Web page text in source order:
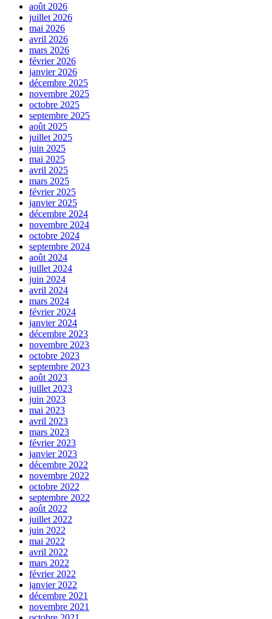
août 2026
juillet 2026
mai 2026
avril 2026
mars 2026
février 2026
janvier 2026
décembre 2025
novembre 2025
octobre 2025
septembre 2025
août 2025
juillet 2025
juin 2025
mai 2025
avril 2025
mars 2025
février 2025
janvier 2025
décembre 2024
novembre 2024
octobre 2024
septembre 2024
août 2024
juillet 2024
juin 2024
avril 2024
mars 2024
février 2024
janvier 2024
décembre 2023
novembre 2023
octobre 2023
septembre 2023
août 2023
juillet 2023
juin 2023
mai 2023
avril 2023
mars 2023
février 2023
janvier 2023
décembre 2022
novembre 2022
octobre 2022
septembre 2022
août 2022
juillet 2022
juin 2022
mai 2022
avril 2022
mars 2022
février 2022
janvier 2022
décembre 2021
novembre 2021